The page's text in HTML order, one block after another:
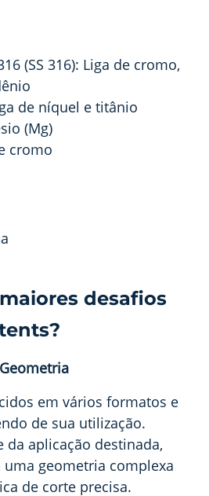
(SS 316): Liga de cromo,
de níquel e titânio
(Mg)
cromo
desafios
Geometria
em vários formatos e
de sua utilização.
da aplicação destinada,
geometria complexa
de corte precisa.